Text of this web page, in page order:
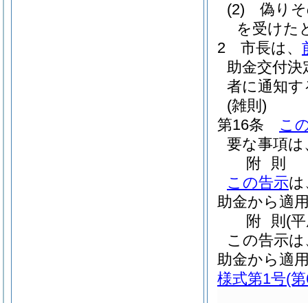
(2)
偽り
を受けた
2
市長は、
助金交付決
者に通知
(雑則)
第16条
こ
要な事項
附 則
この告示は
助金から適
附 則 (
この告示
助金から適
様式第1号(